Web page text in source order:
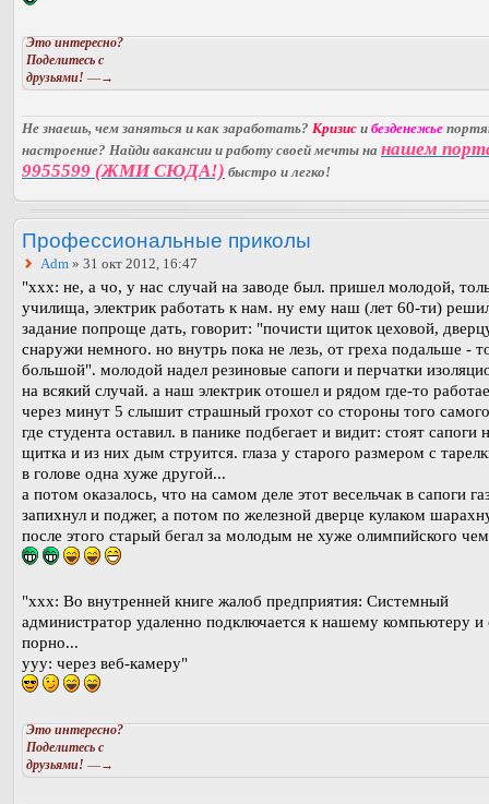
Это интересно?
Поделитесь с
друзьями! —→
Не знаешь, чем заняться и как заработать? Кризис и безденежье
настроение? Найди вакансии и работу своей мечты на нашем
9955599 (ЖМИ СЮДА!) быстро и легко!
Профессиональные приколы
Adm » 31 окт 2012, 16:47
"ххх: не, а чо, у нас случай на заводе был. пришел молодой,
училища, электрик работать к нам. ну ему наш (лет 60-ти)
задание попроще дать, говорит: "почисти щиток цеховой,
снаружи немного. но внутрь пока не лезь, от греха подальше -
большой". молодой надел резиновые сапоги и перчатки
на всякий случай. а наш электрик отошел и рядом где-то
через минут 5 слышит страшный грохот со стороны того
где студента оставил. в панике подбегает и видит: стоят сапоги
щитка и из них дым струится. глаза у старого размером с
в голове одна хуже другой...
а потом оказалось, что на самом деле этот весельчак в сапоги
запихнул и поджег, а потом по железной дверце кулаком
после этого старый бегал за молодым не хуже олимпийского
"ххх: Во внутренней книге жалоб предприятия: Системный
администратор удаленно подключается к нашему компьютеру и
порно...
ууу: через веб-камеру"
Это интересно?
Поделитесь с
друзьями! —→